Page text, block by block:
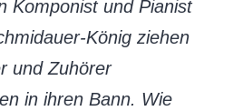
Komponist und Pianist
König ziehen
und Zuhörer
in ihren Bann. Wie